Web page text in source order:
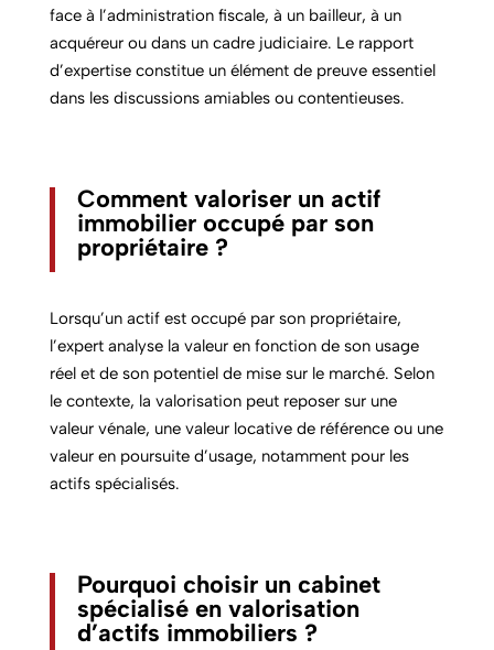
face à l’administration fiscale, à un bailleur, à un
acquéreur ou dans un cadre judiciaire. Le rapport
d’expertise constitue un élément de preuve essentiel
dans les discussions amiables ou contentieuses.
Comment valoriser un actif
immobilier occupé par son
propriétaire ?
Lorsqu’un actif est occupé par son propriétaire,
l’expert analyse la valeur en fonction de son usage
réel et de son potentiel de mise sur le marché. Selon
le contexte, la valorisation peut reposer sur une
valeur vénale, une valeur locative de référence ou une
valeur en poursuite d’usage, notamment pour les
actifs spécialisés.
Pourquoi choisir un cabinet
spécialisé en valorisation
d’actifs immobiliers ?